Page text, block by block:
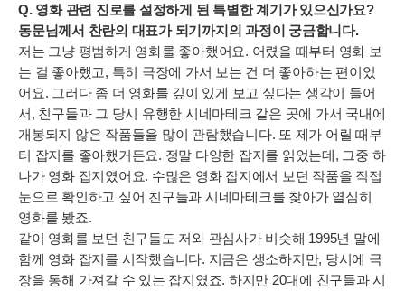
Q. 영화 관련 진로를 설정하게 된 특별한 계기가 있으신가요?
동문님께서 찬란의 대표가 되기까지의 과정이 궁금합니다.
저는 그냥 평범하게 영화를 좋아했어요. 어렸을 때부터 영화 보
는 걸 좋아했고, 특히 극장에 가서 보는 건 더 좋아하는 편이었
어요. 그러다 좀 더 영화를 깊이 있게 보고 싶다는 생각이 들어
서, 친구들과 그 당시 유행한 시네마테크 같은 곳에 가서 국내에
개봉되지 않은 작품들을 많이 관람했습니다. 또 제가 어릴 때부
터 잡지를 좋아했거든요. 정말 다양한 잡지를 읽었는데, 그중 하
나가 영화 잡지였어요. 수많은 영화 잡지에서 보던 작품을 직접
눈으로 확인하고 싶어 친구들과 시네마테크를 찾아가 열심히
영화를 봤죠.
같이 영화를 보던 친구들도 저와 관심사가 비슷해 1995년 말에
함께 영화 잡지를 시작했습니다. 지금은 생소하지만, 당시에 극
장을 통해 가져갈 수 있는 잡지였죠. 하지만 20대에 친구들과 시